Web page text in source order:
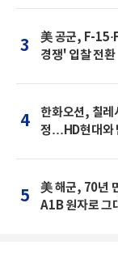
3
美 공군, F-
경쟁' 입찰 전환
4
한화오션, 칠레
정…HD현대와
5
美 해군, 70년
A1B 원자로 그